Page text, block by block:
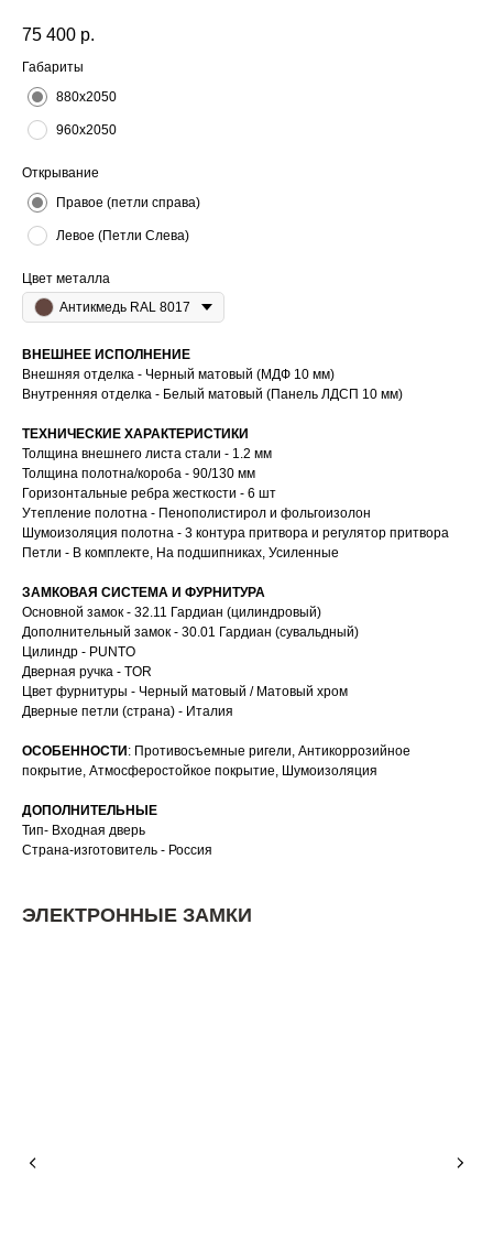
75 400 р.
Габариты
880х2050
960х2050
Открывание
Правое (петли справа)
Левое (Петли Слева)
Цвет металла
Антикмедь RAL 8017
ВНЕШНЕЕ ИСПОЛНЕНИЕ
Внешняя отделка - Черный матовый (МДФ 10 мм)
Внутренняя отделка - Белый матовый (Панель ЛДСП 10 мм)
ТЕХНИЧЕСКИЕ ХАРАКТЕРИСТИКИ
Толщина внешнего листа стали - 1.2 мм
Толщина полотна/короба - 90/130 мм
Горизонтальные ребра жесткости - 6 шт
Утепление полотна - Пенополистирол и фольгоизолон
Шумоизоляция полотна - 3 контура притвора и регулятор притвора
Петли - В комплекте, На подшипниках, Усиленные
ЗАМКОВАЯ СИСТЕМА И ФУРНИТУРА
Основной замок - 32.11 Гардиан (цилиндровый)
Дополнительный замок - 30.01 Гардиан (сувальдный)
Цилиндр - PUNTO
Дверная ручка - TOR
Цвет фурнитуры - Черный матовый / Матовый хром
Дверные петли (страна) - Италия
ОСОБЕННОСТИ : Противосъемные ригели, Антикоррозийное
покрытие, Атмосферостойкое покрытие, Шумоизоляция
ДОПОЛНИТЕЛЬНЫЕ
Тип- Входная дверь
Страна-изготовитель - Россия
ЭЛЕКТРОННЫЕ ЗАМКИ